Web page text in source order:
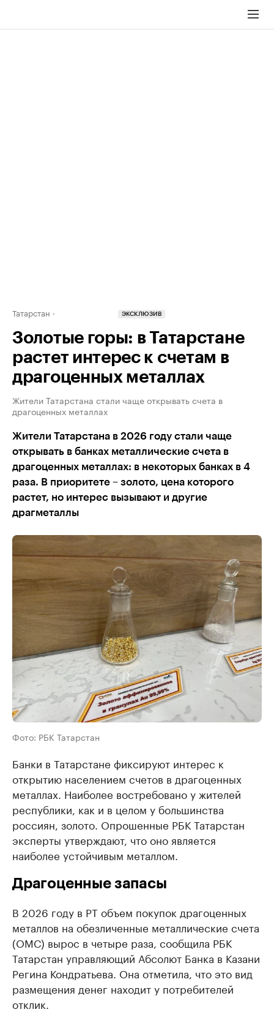
Татарстан ЭКСКЛЮЗИВ
Золотые горы: в Татарстане
растет интерес к счетам в
драгоценных металлах
Жители Татарстана стали чаще открывать счета в
драгоценных металлах
Жители Татарстана в 2026 году стали чаще
открывать в банках металлические счета в
драгоценных металлах: в некоторых банках в 4
раза. В приоритете – золото, цена которого
растет, но интерес вызывают и другие
драгметаллы
Фото: РБК Татарстан
Банки в Татарстане фиксируют интерес к
открытию населением счетов в драгоценных
металлах. Наиболее востребовано у жителей
республики, как и в целом у большинства
россиян, золото. Опрошенные РБК Татарстан
эксперты утверждают, что оно является
наиболее устойчивым металлом.
Драгоценные запасы
В 2026 году в РТ объем покупок драгоценных
металлов на обезличенные металлические счета
(ОМС) вырос в четыре раза, сообщила РБК
Татарстан управляющий Абсолют Банка в Казани
Регина Кондратьева. Она отметила, что это вид
размещения денег находит у потребителей
отклик.